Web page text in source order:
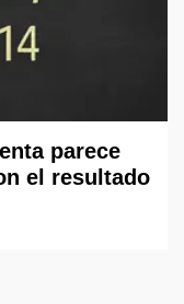
parece
el resultado